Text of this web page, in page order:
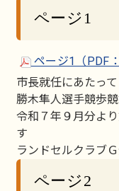
ページ1
ページ1（PDF
市長就任にあたって
勝木隼人選手競歩
令和７年９月分よ
す
ランドセルクラブ
ページ2